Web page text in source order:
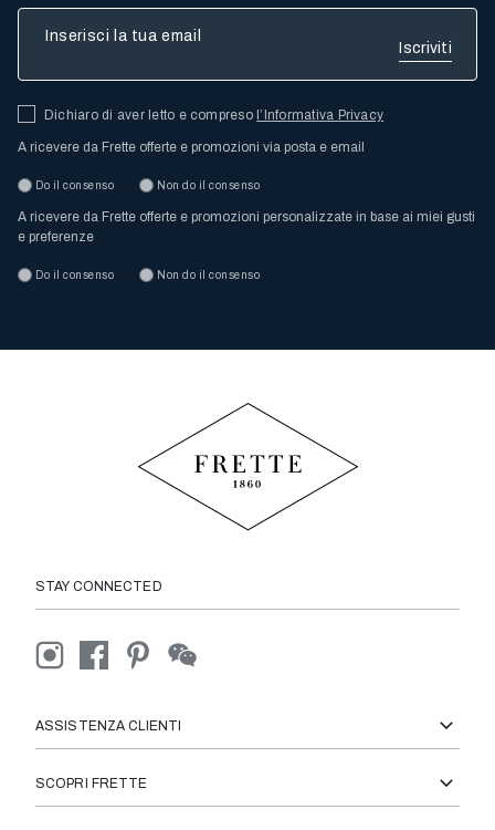
Dichiaro di aver letto e compresol’Informativa Privacy
A ricevere da Frette offerte e promozioni via posta e email
Do il consenso Non do il consenso
A ricevere da Frette offerte e promozioni personalizzate in base ai miei gusti
e preferenze
Do il consenso Non do il consenso
STAY CONNECTED
ASSISTENZA CLIENTI
SCOPRI FRETTE